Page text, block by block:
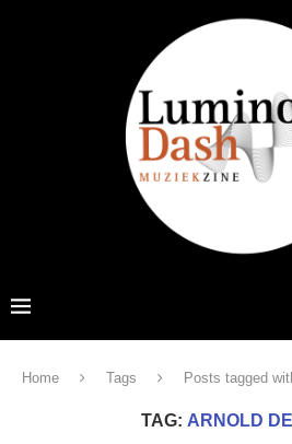
Home Tags Posts tagged
TAG: ARNOLD